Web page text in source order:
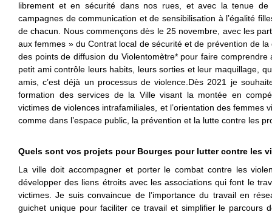
librement et en sécurité dans nos rues, et avec la tenue
campagnes de communication et de sensibilisation à l’égalité
de chacun. Nous commençons dès le 25 novembre, avec les
aux femmes » du Contrat local de sécurité et de prévention de
des points de diffusion du Violentomètre* pour faire
petit ami contrôle leurs habits, leurs sorties et leur maquillage,
amis, c’est déjà un processus de violence.Dès 2021 je
formation des services de la Ville visant la montée en
victimes de violences intrafamiliales, et l’orientation des femmes
comme dans l’espace public, la prévention et la lutte contre les
Quels sont vos projets pour Bourges pour lutter contre les
La ville doit accompagner et porter le combat contre les
développer des liens étroits avec les associations qui font le
victimes. Je suis convaincue de l’importance du travail en
guichet unique pour faciliter ce travail et simplifier le parcours